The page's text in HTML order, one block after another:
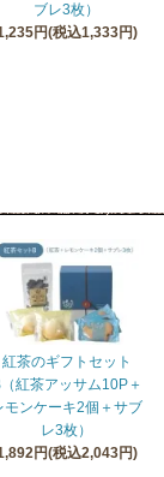
ブレ3枚）
円(税込1,333円)
紅茶のギフトセット
（紅茶アッサム10P＋
モンケーキ2個＋サブ
レ3枚）
円(税込2,043円)